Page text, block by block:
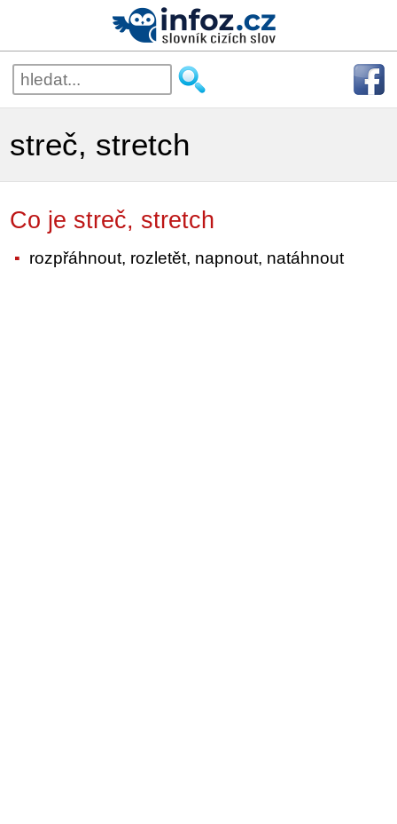
streč, stretch
Co je streč, stretch
rozpřáhnout, rozletět, napnout, natáhnout